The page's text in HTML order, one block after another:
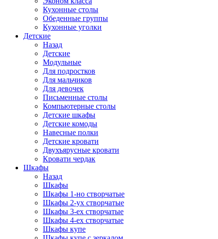
Кухонные столы
Обеденные группы
Кухонные уголки
Детские
Назад
Детские
Модульные
Для подростков
Для мальчиков
Для девочек
Письменные столы
Компьютерные столы
Детские шкафы
Детские комоды
Навесные полки
Детские кровати
Двухъярусные кровати
Кровати чердак
Шкафы
Назад
Шкафы
Шкафы 1-но створчатые
Шкафы 2-ух створчатые
Шкафы 3-ех створчатые
Шкафы 4-ех створчатые
Шкафы купе